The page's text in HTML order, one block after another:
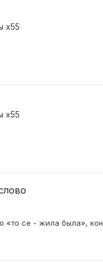
x55
x55
«то се - жила была»,